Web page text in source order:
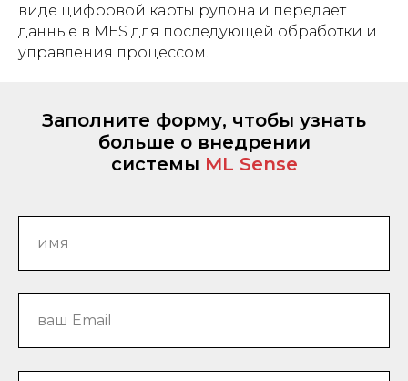
виде цифровой карты рулона и передает
данные в MES для последующей обработки и
управления процессом.
Заполните форму, чтобы узнать
больше о внедрении
системы ML Sense